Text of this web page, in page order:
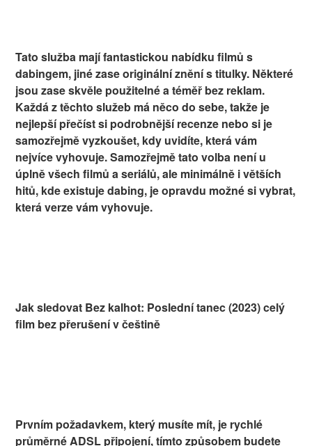
Tato služba mají fantastickou nabídku filmů s
dabingem, jiné zase originální znění s titulky. Některé
jsou zase skvěle použitelné a téměř bez reklam.
Každá z těchto služeb má něco do sebe, takže je
nejlepší přečíst si podrobnější recenze nebo si je
samozřejmě vyzkoušet, kdy uvidíte, která vám
nejvíce vyhovuje. Samozřejmě tato volba není u
úplně všech filmů a seriálů, ale minimálně i větších
hitů, kde existuje dabing, je opravdu možné si vybrat,
která verze vám vyhovuje.
Jak sledovat Bez kalhot: Poslední tanec (2023) celý
film bez přerušení v češtině
Prvním požadavkem, který musíte mít, je rychlé
průměrné ADSL připojení, tímto způsobem budete